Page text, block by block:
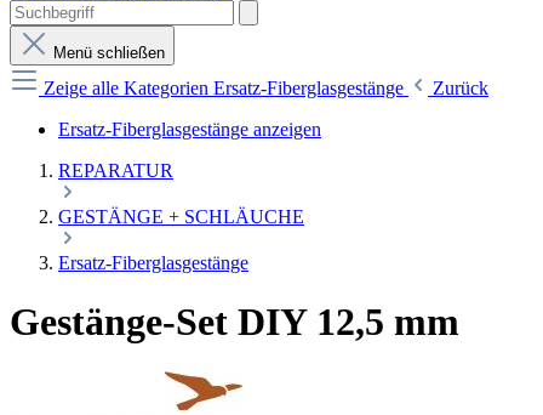
Menü schließen
Zeige alle Kategorien Ersatz-Fiberglasgestänge
Zurück
Ersatz-Fiberglasgestänge anzeigen
REPARATUR
GESTÄNGE + SCHLÄUCHE
Ersatz-Fiberglasgestänge
Gestänge-Set DIY 12,5 mm